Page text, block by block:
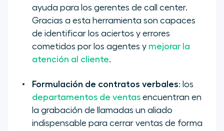
ayuda para los gerentes de call center.
Gracias a esta herramienta son capaces
de identificar los aciertos y errores
cometidos por los agentes y mejorar la
atención al cliente.
Formulación de contratos verbales: los
departamentos de ventas encuentran en
la grabación de llamadas un aliado
indispensable para cerrar ventas de forma